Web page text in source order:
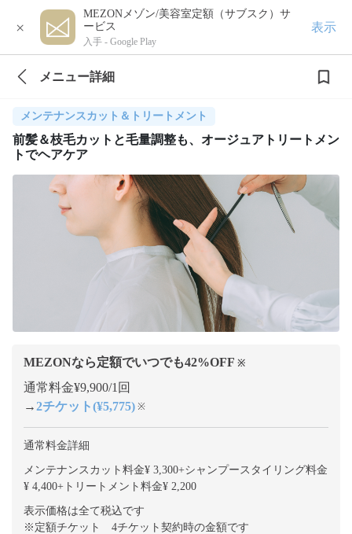
×
MEZONメゾン/美容室定額（サブスク）サ
ービス
入手 - Google Play
表示
メニュー詳細
メンテナンスカット＆トリートメント
前髪＆枝毛カットと毛量調整も、オージュアトリートメン
トでヘアケア
MEZONなら定額でいつでも42%OFF ※
通常料金¥9,900/1回
→2チケット(¥5,775) ※
通常料金詳細
メンテナンスカット料金¥ 3,300+シャンプースタイリング料金
¥ 4,400+ トリートメント料金¥ 2,200
表示価格は全て税込です
※定額チケット 4チケット契約時の金額です